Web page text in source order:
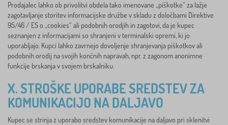
Prodajalec lahko ob privolitvi obdela tako imenovane „piškotke“ za lažje
zagotavljanje storitev informacijske družbe v skladu z določbami Direktive
95/46 / ES o „cookies“ ali podobnih orodjih in zagotovi, da je kupec
seznanjen z informacijami so shranjeni v terminalski opremi, ki jo
uporabljajo. Kupci lahko zavrnejo dovoljenje shranjevanja piškotkov ali
podobnih orodij na svojih končnih napravah, npr. z zagonom anonimne
funkcije brskanja v svojem brskalniku.
X. STROŠKE UPORABE SREDSTEV ZA
KOMUNIKACIJO NA DALJAVO
Kupec se strinja z uporabo sredstev komunikacije na daljavo pri sklenitvi